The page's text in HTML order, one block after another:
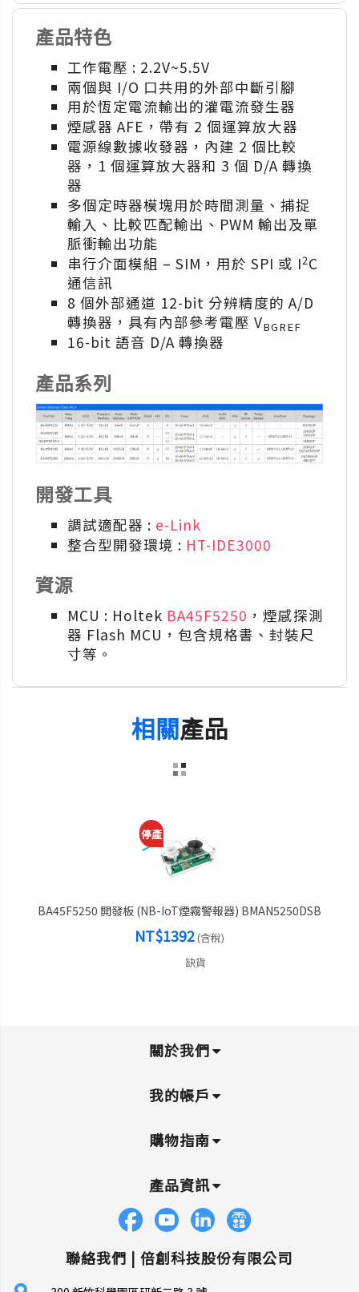
產品特色
工作電壓 : 2.2V~5.5V
兩個與 I/O 口共用的外部中斷引腳
用於恆定電流輸出的灌電流發生器
煙感器 AFE，帶有 2 個運算放大器
電源線數據收發器，內建 2 個比較
器，1 個運算放大器和 3 個 D/A 轉換
器
多個定時器模塊用於時間測量、捕捉
輸入、比較匹配輸出、PWM 輸出及單
脈衝輸出功能
串行介面模組 – SIM，用於 SPI 或 I2C
通信訊
8 個外部通道 12-bit 分辨精度的 A/D
轉換器，具有內部參考電壓 VBGREF
16-bit 語音 D/A 轉換器
產品系列
開發工具
調試適配器 : e-Link
整合型開發環境 : HT-IDE3000
資源
MCU : Holtek BA45F5250 ，煙感探測
器 Flash MCU，包含規格書、封裝尺
寸等。
相關產品
停產
BA45F5250 開發板 (NB-IoT煙霧警報器) BMAN5250DSB
NT$1392(含稅)
缺貨
關於我們
我的帳戶
購物指南
產品資訊
聯絡我們 | 倍創科技股份有限公司